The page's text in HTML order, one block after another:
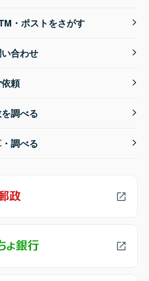
・ポストをさがす
合わせ
頼
調べる
調べる